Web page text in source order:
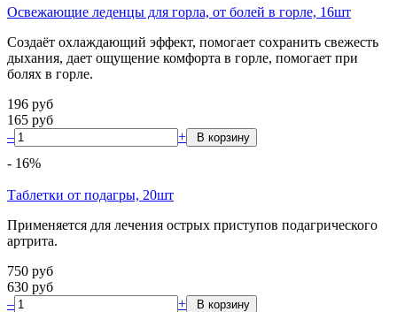
Освежающие леденцы для горла, от болей в горле, 16шт
Создаёт охлаждающий эффект, помогает сохранить свежесть
дыхания, дает ощущение комфорта в горле, помогает при
болях в горле.
196 руб
165 руб
–
+
- 16%
Таблетки от подагры, 20шт
Применяется для лечения острых приступов подагрического
артрита.
750 руб
630 руб
–
+